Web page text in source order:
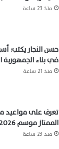
منذ 23 ساعة
حسن النجار يكتب:
في بناء الجمهورية
منذ 21 ساعة
تعرف على مواعيد
الممتاز موسم 2026-2027 كاملة بالتفصيل اليوم
منذ 23 ساعة